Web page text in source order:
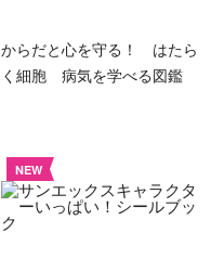
からだと心を守る！ はたら
く細胞 病気を学べる図鑑
NEW